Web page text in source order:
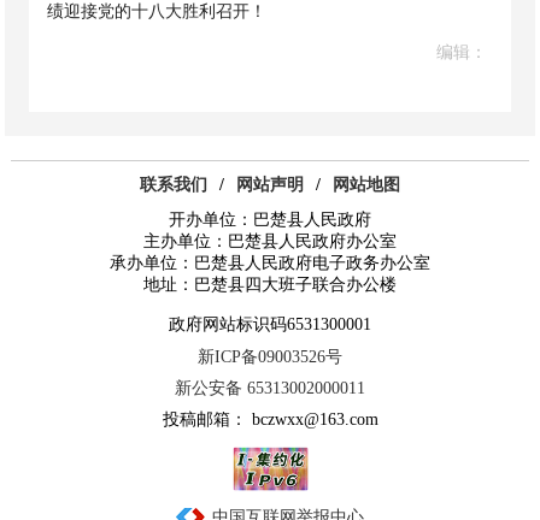
绩迎接党的十八大胜利召开！
编辑：
联系我们 / 网站声明 /
网站地图
开办单位：巴楚县人民政府
主办单位：巴楚县人民政府办公室
承办单位：巴楚县人民政府电子政务办公室
地址：巴楚县四大班子联合办公楼
政府网站标识码6531300001
新ICP备09003526号
新公安备 65313002000011
投稿邮箱： bczwxx@163.com